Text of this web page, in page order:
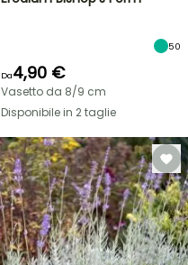
50
Da4,90 €
Vasetto da 8/9 cm
Disponibile in 2 taglie